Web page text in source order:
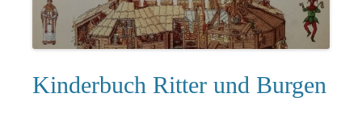
Kinderbuch Ritter und Burgen